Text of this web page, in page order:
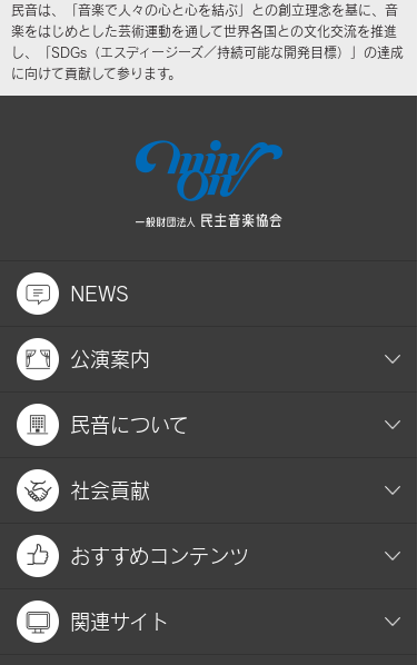
民音は、「音楽で人々の心と心を結ぶ」との創立理念を基に、音
楽をはじめとした芸術運動を通して世界各国との文化交流を推進
し、「SDGs（エスディージーズ／持続可能な開発目標）」の達成
に向けて貢献して参ります。
NEWS
公演案内
民音について
社会貢献
おすすめコンテンツ
関連サイト